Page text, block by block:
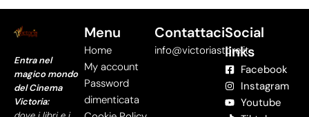
Entra nel
magico mondo
del Cinema
Victoria:
Menu
Home
My account
Password
dimenticata
Contattaci
info@victoriastore.it
Social
links
Facebook
Instagram
Youtube